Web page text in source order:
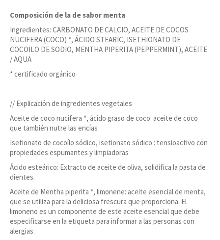
Composición de la de sabor menta
Ingredientes: CARBONATO DE CALCIO, ACEITE DE COCOS
NUCIFERA (COCO) *, ÁCIDO STEARIC, ISETHIONATO DE
COCOILO DE SODIO, MENTHA PIPERITA (PEPPERMINT), ACEITE
/ AQUA
* certificado orgánico
// Explicación de ingredientes vegetales
Aceite de coco nucifera *, ácido graso de coco: aceite de coco
que también nutre las encías
Isetionato de cocoílo sódico, isetionato sódico : tensioactivo con
propiedades espumantes y limpiadoras
Ácido esteárico: Extracto de aceite de oliva, solidifica la pasta de
dientes.
Aceite de Mentha piperita *, limonene: aceite esencial de menta,
que se utiliza para la deliciosa frescura que proporciona. El
limoneno es un componente de este aceite esencial que debe
especificarse en la etiqueta para informar a las personas con
alergias.